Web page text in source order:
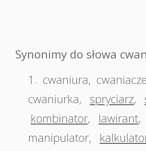
Synonimy do słowa
1. cwaniura,
cwaniurka, spryciarz,
kombinator, lawirant,
manipulator,